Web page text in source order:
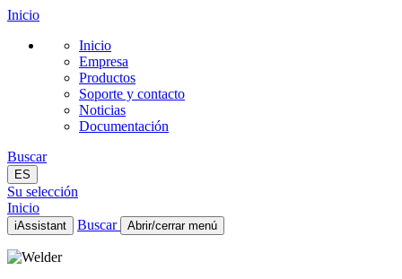
Inicio
Inicio
Empresa
Productos
Soporte y contacto
Noticias
Documentación
Buscar
ES
Su selección
Inicio
iAssistant Buscar Abrir/cerrar menú
Inicio